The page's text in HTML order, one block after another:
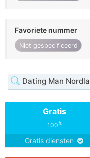
Favoriete nummer
Niet gespecificeerd
Dating Man
Gratis
100%
Gratis diensten